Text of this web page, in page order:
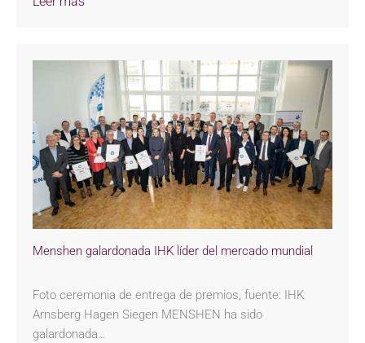
Menshen galardonada IHK líder del mercado mundial
Foto ceremonia de entrega de premios, fuente: IHK
Arnsberg Hagen Siegen MENSHEN ha sido
galardonada…